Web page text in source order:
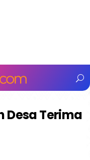
Desa Terima